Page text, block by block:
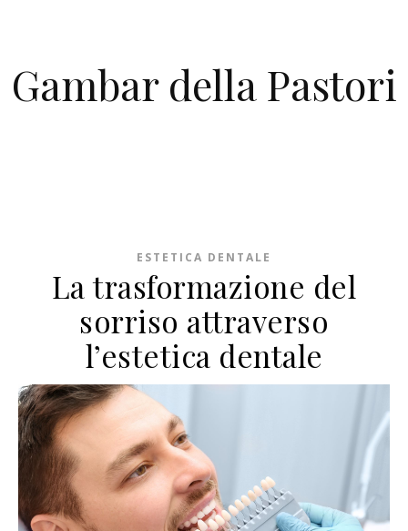
Gambar della Pastori
ESTETICA DENTALE
La trasformazione del
sorriso attraverso
l’estetica dentale